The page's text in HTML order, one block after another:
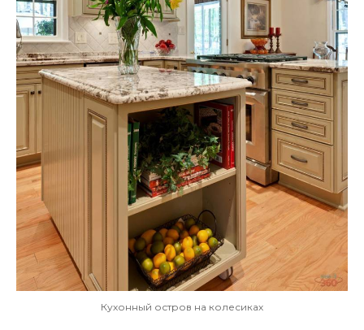
Кухонный остров на колесиках